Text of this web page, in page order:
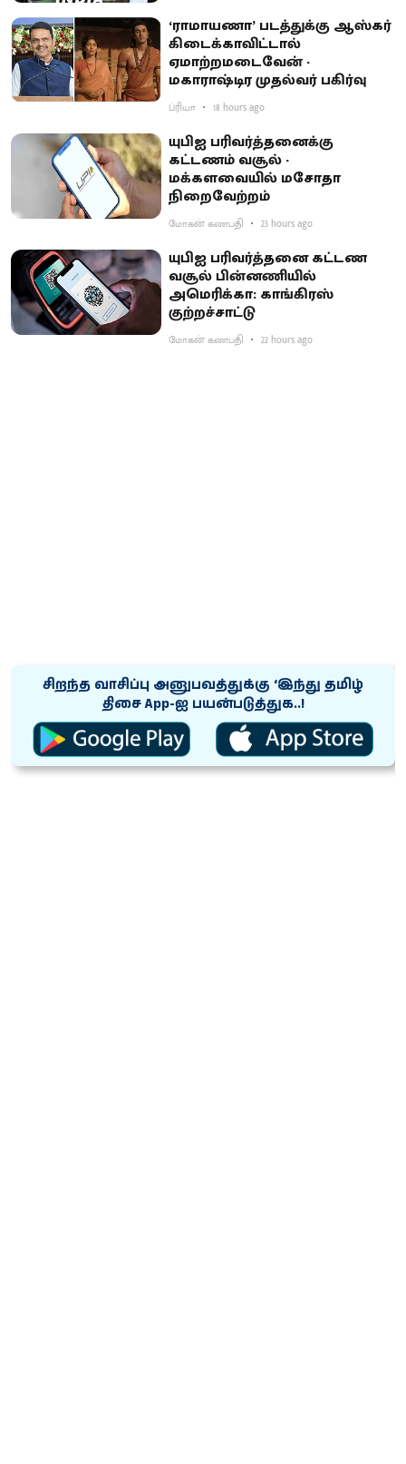
‘ராமாயணா’ படத்துக்கு ஆஸ்கர்
கிடைக்காவிட்டால்
ஏமாற்றமடைவேன் -
மகாராஷ்டிர முதல்வர் பகிர்வு
ப்ரியா 18 hours ago
யுபிஐ பரிவர்த்தனைக்கு
கட்டணம் வசூல் -
மக்களவையில் மசோதா
நிறைவேற்றம்
மோகன் கணபதி 23 hours ago
யுபிஐ பரிவர்த்தனை கட்டண
வசூல் பின்னணியில்
அமெரிக்கா: காங்கிரஸ்
குற்றச்சாட்டு
மோகன் கணபதி 22 hours ago
சிறந்த வாசிப்பு அனுபவத்துக்கு ‘இந்து தமிழ்
திசை App-ஐ பயன்படுத்துக..!